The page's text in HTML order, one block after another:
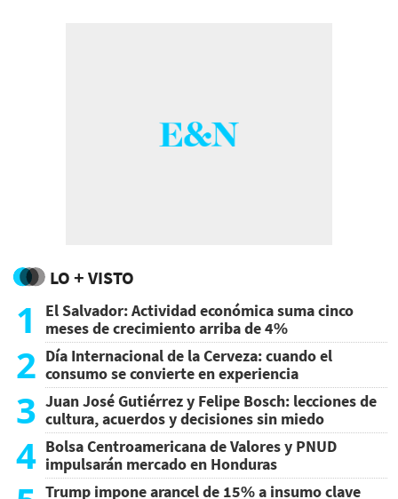
LO + VISTO
1
El Salvador: Actividad económica suma cinco
meses de crecimiento arriba de 4%
2 Día Internacional de la Cerveza: cuando el
consumo se convierte en experiencia
3 Juan José Gutiérrez y Felipe Bosch: lecciones de
cultura, acuerdos y decisiones sin miedo
4 Bolsa Centroamericana de Valores y PNUD
impulsarán mercado en Honduras
Trump impone arancel de 15% a insumo clave